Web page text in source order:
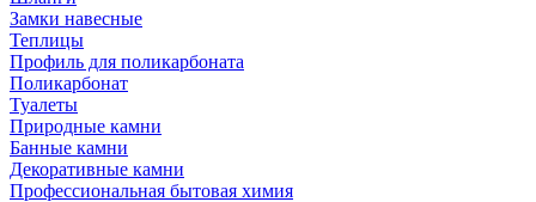
Замки навесные
Теплицы
Профиль для поликарбоната
Поликарбонат
Туалеты
Природные камни
Банные камни
Декоративные камни
Профессиональная бытовая химия